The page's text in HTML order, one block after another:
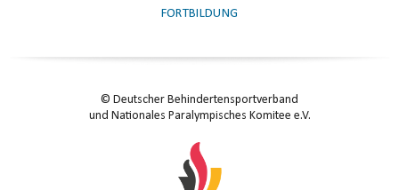
FORTBILDUNG
© Deutscher Behindertensportverband
und Nationales Paralympisches Komitee e.V.